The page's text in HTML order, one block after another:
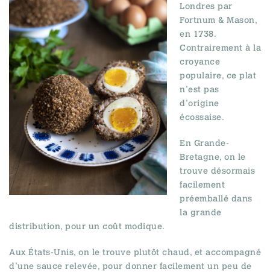
Londres par
Fortnum & Mason,
en 1738.
Contrairement à la
croyance
populaire, ce plat
n’est pas
d’origine
écossaise.
En Grande-
Bretagne, on le
trouve désormais
facilement
préemballé dans
la grande
distribution, pour un coût modique.
Aux États-Unis, on le trouve plutôt chaud, et accompagné
d’une sauce relevée, pour donner facilement un peu de